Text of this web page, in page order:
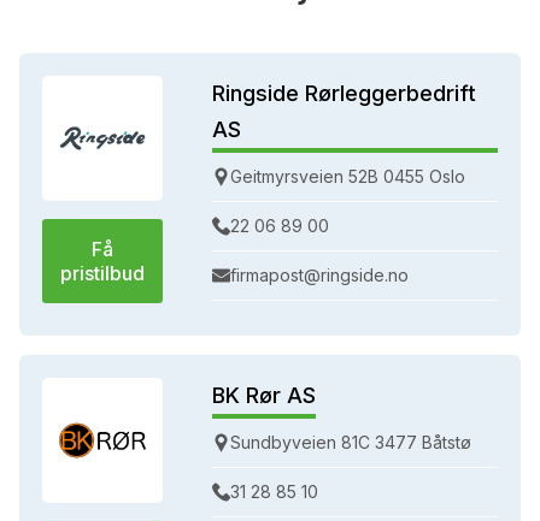
Få
pristilbud
Ringside Rørleggerbedrift
AS
Geitmyrsveien 52B 0455 Oslo
22 06 89 00
firmapost@ringside.no
BK Rør AS
Sundbyveien 81C 3477 Båtstø
31 28 85 10